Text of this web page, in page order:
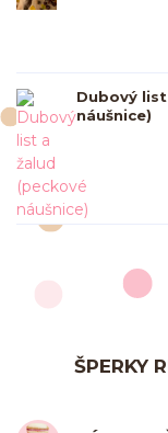
Dubový
náušnice)
ŠPERKY